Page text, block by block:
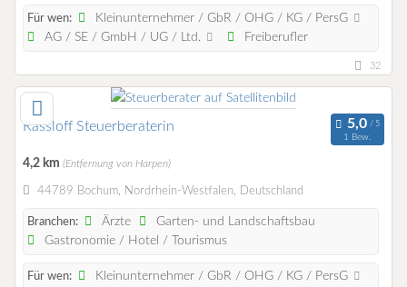
Für wen:
Kleinunternehmer / GbR / OHG / KG / PersG
AG / SE / GmbH / UG / Ltd.
Freiberufler
32
Rassloff Steuerberaterin
1 Bew.
4,2 km (Entfernung von Harpen)
44789 Bochum, Nordrhein-Westfalen, Deutschland
Branchen: Ärzte
Garten- und Landschaftsbau
Gastronomie / Hotel / Tourismus
Für wen:
Kleinunternehmer / GbR / OHG / KG / PersG